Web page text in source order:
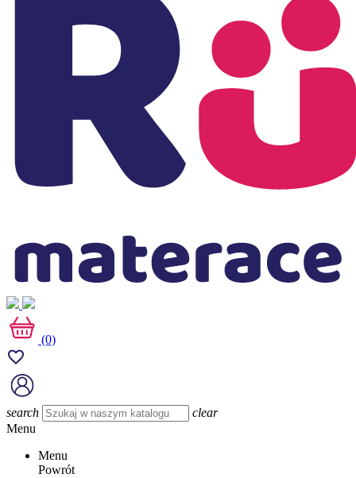
(0)
search
clear
Menu
Menu
Powrót